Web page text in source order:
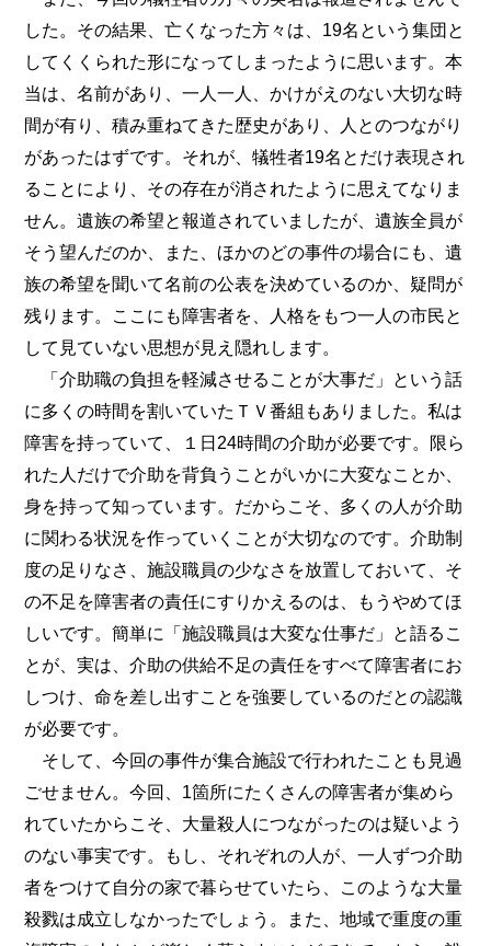
した。その結果、亡くなった方々は、19名という集団と
してくくられた形になってしまったように思います。本
当は、名前があり、一人一人、かけがえのない大切な時
間が有り、積み重ねてきた歴史があり、人とのつながり
があったはずです。それが、犠牲者19名とだけ表現され
ることにより、その存在が消されたように思えてなりま
せん。遺族の希望と報道されていましたが、遺族全員が
そう望んだのか、また、ほかのどの事件の場合にも、遺
族の希望を聞いて名前の公表を決めているのか、疑問が
残ります。ここにも障害者を、人格をもつ一人の市民と
して見ていない思想が見え隠れします。
「介助職の負担を軽減させることが大事だ」という話
に多くの時間を割いていたＴＶ番組もありました。私は
障害を持っていて、１日24時間の介助が必要です。限ら
れた人だけで介助を背負うことがいかに大変なことか、
身を持って知っています。だからこそ、多くの人が介助
に関わる状況を作っていくことが大切なのです。介助制
度の足りなさ、施設職員の少なさを放置しておいて、そ
の不足を障害者の責任にすりかえるのは、もうやめてほ
しいです。簡単に「施設職員は大変な仕事だ」と語るこ
とが、実は、介助の供給不足の責任をすべて障害者にお
しつけ、命を差し出すことを強要しているのだとの認識
が必要です。
そして、今回の事件が集合施設で行われたことも見過
ごせません。今回、1箇所にたくさんの障害者が集めら
れていたからこそ、大量殺人につながったのは疑いよう
のない事実です。もし、それぞれの人が、一人ずつ介助
者をつけて自分の家で暮らせていたら、このような大量
殺戮は成立しなかったでしょう。また、地域で重度の重